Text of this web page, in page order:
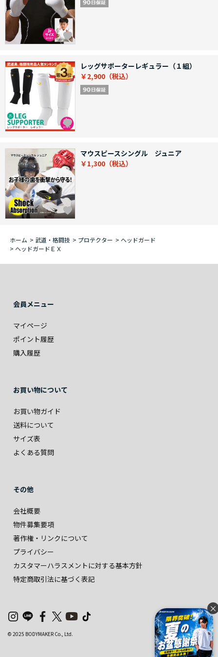
×
レッグサポーターレギュラー（１組）
￥2,900
マウスピースシングル ジュニア
￥1,300
ホーム > 武道・格闘技 > プロテクター > ヘッドガード
> ヘッドガードＥＸ
会員メニュー
マイページ
ポイント履歴
購入履歴
お買い物について
お買い物ガイド
送料について
サイズ表
よくある質問
その他
会社概要
物件募集要項
著作権・リンクについて
プライバシー
カスタマーハラスメントに対する基本方針
特定商取引法に基づく表記
© 2025 BODYMAKER Co., Ltd.